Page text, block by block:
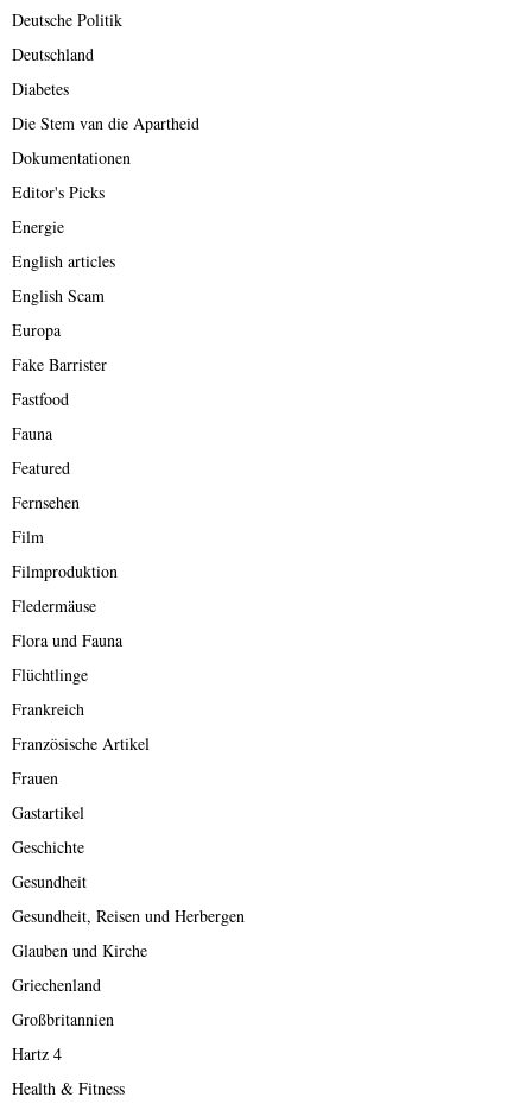
Deutsche Politik
Deutschland
Diabetes
Die Stem van die Apartheid
Dokumentationen
Editor's Picks
Energie
English articles
English Scam
Europa
Fake Barrister
Fastfood
Fauna
Featured
Fernsehen
Film
Filmproduktion
Fledermäuse
Flora und Fauna
Flüchtlinge
Frankreich
Französische Artikel
Frauen
Gastartikel
Geschichte
Gesundheit
Gesundheit, Reisen und Herbergen
Glauben und Kirche
Griechenland
Großbritannien
Hartz 4
Health & Fitness